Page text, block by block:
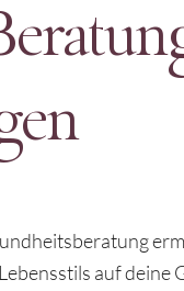
auf deine